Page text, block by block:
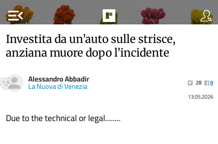
menu_open
Investita da un’auto sulle strisce,
anziana muore dopo l’incidente
Alessandro Abbadir
La Nuova di Venezia 28
0
13.05.2026
Due to the technical or legal........